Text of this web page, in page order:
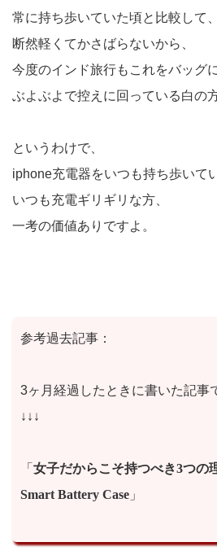
常に持ち歩いていた頃と比較して、
断然軽くてかさばらないから、
今度のインド旅行もこれをバッグ
ぶよぶよで控えに回っている白の
というわけで、
iphone充電器をいつも持ち歩いて
いつも充電ギリギリな方、
一考の価値ありですよ。
参考過去記事：
3ヶ月経過したときに書いた記事
↓↓↓
「 女子だからこそ持つべき3つの
Smart Battery Case 」